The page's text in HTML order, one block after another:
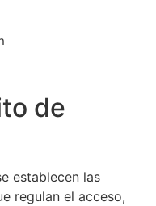
de
establecen las
regulan el acceso,